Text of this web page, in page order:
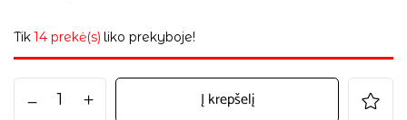
Tik14 prekė(s) liko prekyboje!
Į krepšelį